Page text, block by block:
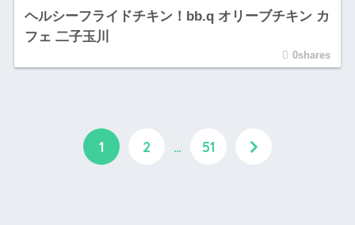
ヘルシーフライドチキン！bb.q オリーブチキン カ
フェ 二子玉川
0shares
1 2 … 51